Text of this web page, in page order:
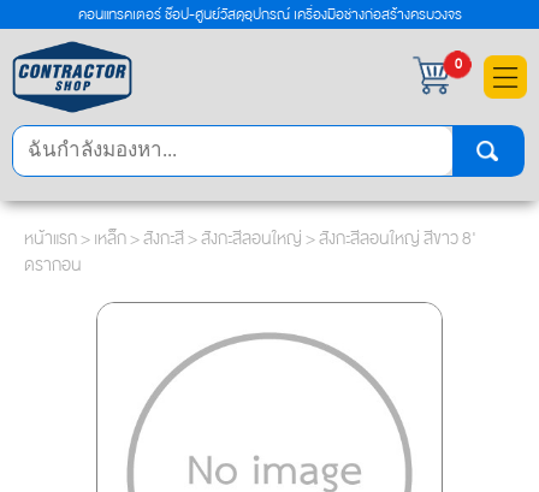
×
คอนแทรคเตอร์ ช๊อป-ศูนย์วัสดุอุปกรณ์ เครื่องมือช่างก่อสร้างครบวงจร
0
หน้าแรก>เหล็ก>สังกะสี>สังกะสีลอนใหญ่> สังกะสีลอนใหญ่ สีขาว 8'
ดรากอน